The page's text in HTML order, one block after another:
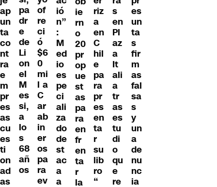
ap
un
ta
co
nt
ra
e
m
pr
es
as
cu
es
ti
on
ad
as
pa
dr
e
de
Li
on
el
M
es
si,
a
lo
s
68
añ
os
of
re
ci
ó
$6
0
mi
l a
C
ar
ab
in
er
os
pa
ra
ev
ió
n”
:
M
ed
io
es
pe
ci
ali
za
do
de
st
ac
a
a
ie
rn
o
20
pr
op
ue
st
as
pa
ra
en
fr
en
ta
r
la
riz
a
en
C
hil
e
pa
ra
pr
es
en
ta
r
su
lib
ro
“
s
en
Pl
az
a
It
ali
a
tr
as
es
tu
di
o
qu
e
re
es
un
ta
s
fir
m
as
fal
sa
s
y
un
a
de
nu
nc
ia